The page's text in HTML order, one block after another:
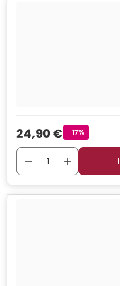
Verkaufspreis
24,90 € Rabattstempel
-17%